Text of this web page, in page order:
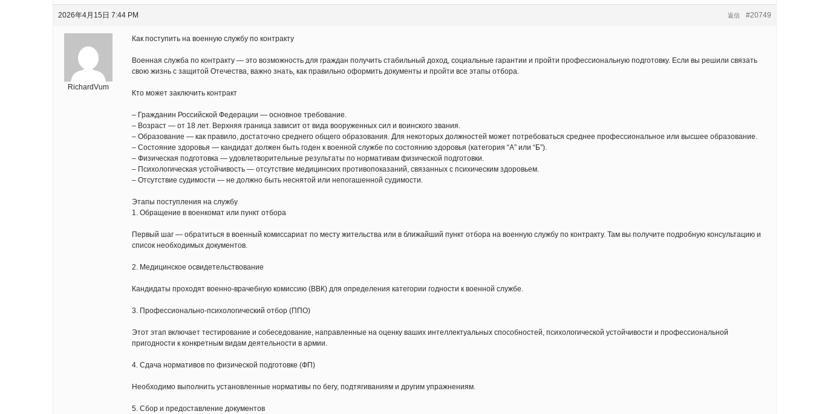
2026年4月15日 7:44 PM #20749
返信
RichardVum
Как поступить на военную службу по контракту
Военная служба по контракту — это возможность для граждан получить стабильный доход, социальные гарантии и пройти профессиональную подготовку. Если вы решили связать
свою жизнь с защитой Отечества, важно знать, как правильно оформить документы и пройти все этапы отбора.
Кто может заключить контракт
– Гражданин Российской Федерации — основное требование.
– Возраст — от 18 лет. Верхняя граница зависит от вида вооруженных сил и воинского звания.
– Образование — как правило, достаточно среднего общего образования. Для некоторых должностей может потребоваться среднее профессиональное или высшее образование.
– Состояние здоровья — кандидат должен быть годен к военной службе по состоянию здоровья (категория “А” или “Б”).
– Физическая подготовка — удовлетворительные результаты по нормативам физической подготовки.
– Психологическая устойчивость — отсутствие медицинских противопоказаний, связанных с психическим здоровьем.
– Отсутствие судимости — не должно быть неснятой или непогашенной судимости.
Этапы поступления на службу
1. Обращение в военкомат или пункт отбора
Первый шаг — обратиться в военный комиссариат по месту жительства или в ближайший пункт отбора на военную службу по контракту. Там вы получите подробную консультацию и
список необходимых документов.
2. Медицинское освидетельствование
Кандидаты проходят военно-врачебную комиссию (ВВК) для определения категории годности к военной службе.
3. Профессионально-психологический отбор (ППО)
Этот этап включает тестирование и собеседование, направленные на оценку ваших интеллектуальных способностей, психологической устойчивости и профессиональной
пригодности к конкретным видам деятельности в армии.
4. Сдача нормативов по физической подготовке (ФП)
Необходимо выполнить установленные нормативы по бегу, подтягиваниям и другим упражнениям.
5. Сбор и предоставление документов